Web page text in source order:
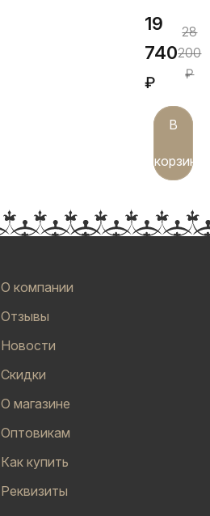
19
740
₽
28
200
₽
В
корзину
О компании
Отзывы
Новости
Скидки
О магазине
Оптовикам
Как купить
Реквизиты